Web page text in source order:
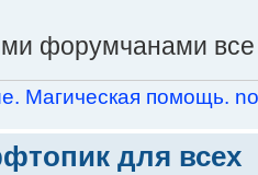
форумчанами
Магическая помощь.
для всех